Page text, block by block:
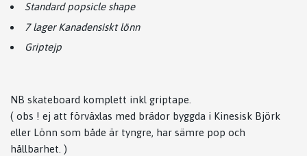
Standard popsicle shape
7 lager Kanadensiskt lönn
Griptejp
NB skateboard komplett inkl griptape.
( obs ! ej att förväxlas med brädor byggda i Kinesisk Björk
eller Lönn som både är tyngre, har sämre pop och
hållbarhet. )